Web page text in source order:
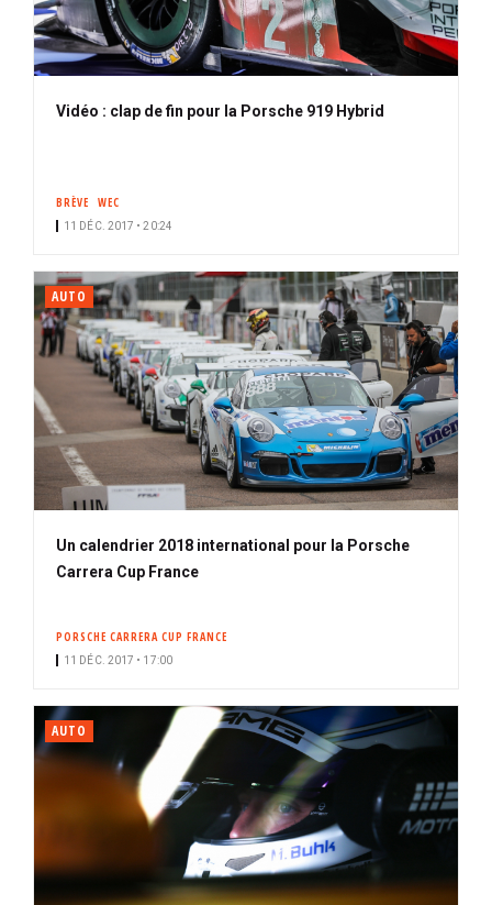
Vidéo : clap de fin pour la Porsche 919 Hybrid
BRÈVE WEC
11 DÉC. 2017 • 20:24
AUTO
Un calendrier 2018 international pour la Porsche
Carrera Cup France
PORSCHE CARRERA CUP FRANCE
11 DÉC. 2017 • 17:00
AUTO